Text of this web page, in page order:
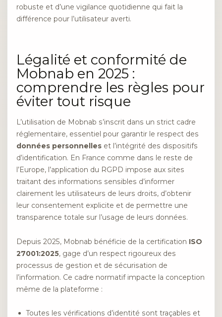
robuste et d’une vigilance quotidienne qui fait la
différence pour l’utilisateur averti.
Légalité et conformité de
Mobnab en 2025 :
comprendre les règles pour
éviter tout risque
L’utilisation de Mobnab s’inscrit dans un strict cadre
réglementaire, essentiel pour garantir le respect des
données personnelles et l’intégrité des dispositifs
d’identification. En France comme dans le reste de
l’Europe, l’application du RGPD impose aux sites
traitant des informations sensibles d’informer
clairement les utilisateurs de leurs droits, d’obtenir
leur consentement explicite et de permettre une
transparence totale sur l’usage de leurs données.
Depuis 2025, Mobnab bénéficie de la certification ISO
27001:2025, gage d’un respect rigoureux des
processus de gestion et de sécurisation de
l’information. Ce cadre normatif impacte la conception
même de la plateforme :
Toutes les vérifications d’identité sont traçables et